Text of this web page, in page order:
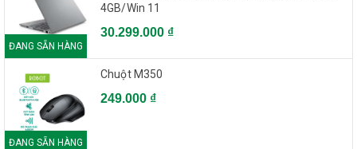
8.360.000đ(Giá tốt Online)
CÒN HÀNG
CPU AMD Ryzen 7 2700X (3.7GHz - 4.3GHz)
9.200.000đ(Giá bán lẻ)
ĐANG SẴN HÀNG
4GB/Win 11
30.299.000 ₫
ĐANG SẴN HÀNG
Chuột M350
249.000 ₫